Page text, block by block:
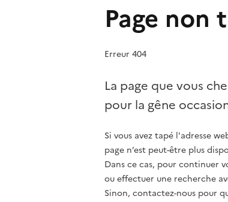
Page non
Erreur 404
La page que vous
pour la gêne
Si vous avez tapé l'adresse
page n’est peut-être plus
Dans ce cas, pour continuer
ou effectuer une recherche
Sinon, contactez-nous pour